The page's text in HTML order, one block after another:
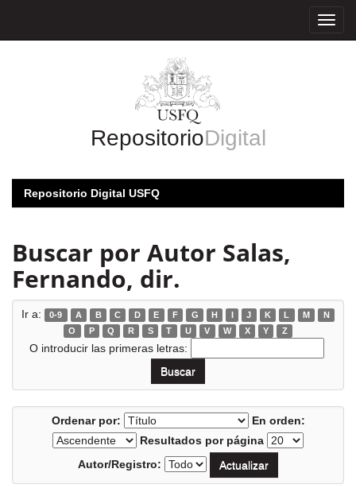
RepositorioDigital
Repositorio Digital USFQ
Buscar por Autor Salas,
Fernando, dir.
Ir a: 0-9 A B C D E F G H I J K L M
N
O
P Q R S T U V W X Y Z
O introducir las primeras letras:
Ordenar por:
En orden:
Resultados por página
Autor/Registro: